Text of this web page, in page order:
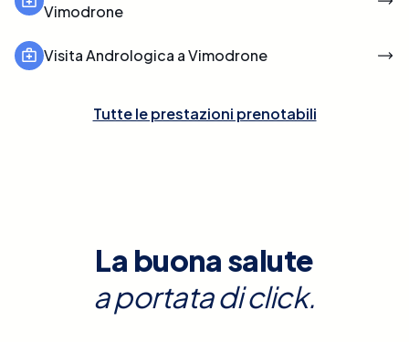
Vimodrone
Visita Andrologica a Vimodrone
Tutte le prestazioni prenotabili
La buona salute
a portata di click.